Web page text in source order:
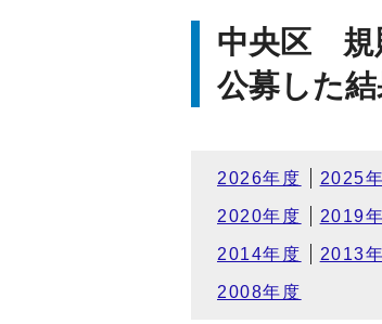
中央区 規
公募した
2026年度 2025
2020年度 2019
2014年度 2013
2008年度